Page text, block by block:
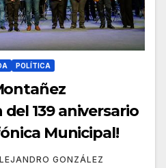
POLÍTICA
139 aniversario
Municipal!
GONZÁLEZ